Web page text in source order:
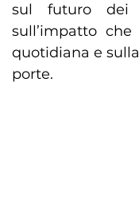
sul futuro dei
sull’impatto
quotidiana e
porte.